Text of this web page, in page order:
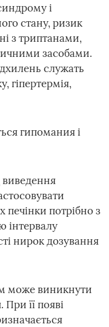
і
стану, ризик
з триптанами,
засобами.
служать
гіпертермія,
гипомания і
виведення
потрібно з
інтервалу
нирок дозування
може виникнути
При її появі